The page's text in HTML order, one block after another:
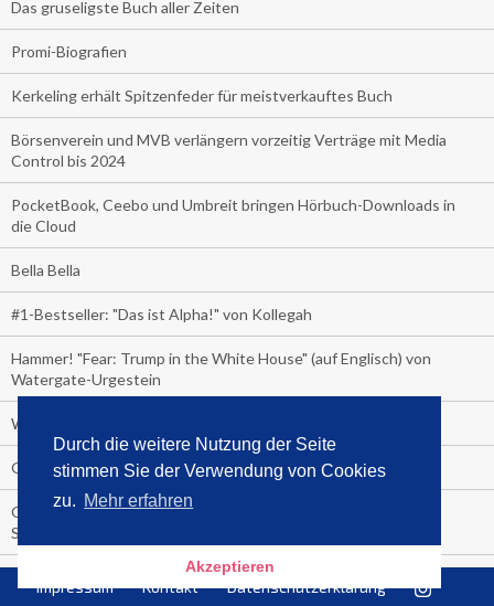
Durch die weitere Nutzung der Seite
stimmen Sie der Verwendung von Cookies
zu. Mehr erfahren
Akzeptieren
Das gruseligste Buch aller Zeiten
Promi-Biografien
Kerkeling erhält Spitzenfeder für meistverkauftes Buch
Börsenverein und MVB verlängern vorzeitig Verträge mit Media
Control bis 2024
PocketBook, Ceebo und Umbreit bringen Hörbuch-Downloads in
die Cloud
Bella Bella
#1-Bestseller: "Das ist Alpha!" von Kollegah
Hammer! "Fear: Trump in the White House" (auf Englisch) von
Watergate-Urgestein
Wie alt sind die TV-Zuschauer
Geisterfahrer auf Überholspur
Gegen Einsamkeit: Single-Haushalte schauen täglich fast 6
Stunden TV
Impressum Kontakt Datenschutzerklärung